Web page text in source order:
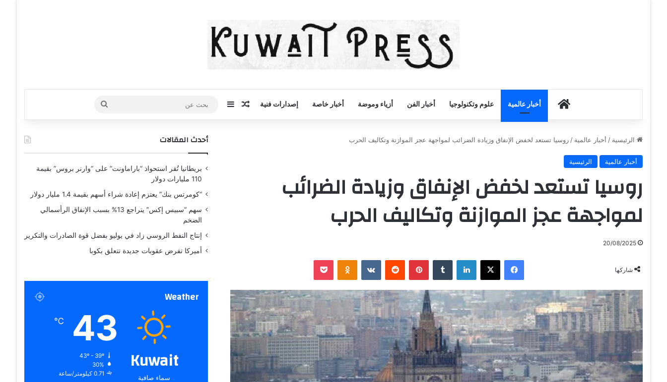
أخبار الكويت
أخبار عالمية علوم وتكنولوجيا أخبار الفن أزياء وموضة أخبار خاصة إصدارات فنية مقال عشوائي
إضافة عمود جانبي
بحث
عن
الرئيسية / أخبار عالمية / روسيا تستعد لخفض الإنفاق وزيادة الضرائب لمواجهة عجز الموازنة وتكاليف الحرب
أخبار عالمية الرئيسية
روسيا تستعد لخفض الإنفاق وزيادة الضرائب
لمواجهة عجز الموازنة وتكاليف الحرب
20/08/2025
شاركها
فيسبوك ‫X لينكدإن ‏Tumblr بينتيريست ‏Reddit
‏VKontakte
Odnoklassniki
‫Pocket
أحدث المقالات
بريطانيا تُقر استحواذ “باراماونت” على “وارنر بروس” بقيمة
110 مليارات دولار
“كومرتس بنك” يعتزم إعادة شراء أسهم بقيمة 1.4 مليار دولار
سهم “سبيس إكس” يتراجع 13% بسبب الإنفاق الرأسمالي
الضخم
إنتاج النفط الروسي زاد في يوليو بفضل قوة الصادرات والتكرير
أميركا تفرض عقوبات جديدة تتعلق بكوبا
Weather
Kuwait
سماء صافية
43
℃
43º - 39º
30%
0.71 كيلومتر/ساعة